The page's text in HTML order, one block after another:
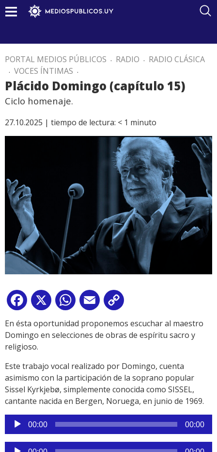
PORTAL MEDIOS PÚBLICOS . RADIO . RADIO CLÁSICA
. VOCES ÍNTIMAS .
Plácido Domingo (capítulo 15)
Ciclo homenaje.
27.10.2025 | tiempo de lectura: < 1 minuto
Facebook
X WhatsApp
Email
Link
En ésta oportunidad proponemos escuchar al maestro
Domingo en selecciones de obras de espíritu sacro y
religioso.
Este trabajo vocal realizado por Domingo, cuenta
asimismo con la participación de la soprano popular
Sissel Kyrkjebø, simplemente conocida como SISSEL,
cantante nacida en Bergen, Noruega, en junio de 1969.
Reproductor
de
audio
00:00 00:00
Reproductor